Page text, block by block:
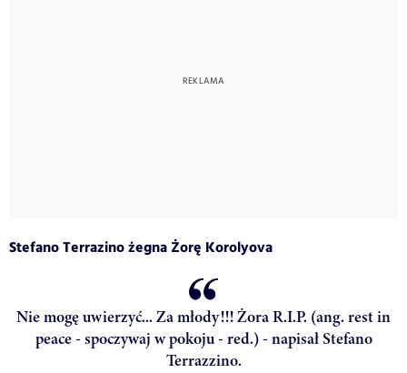
Stefano Terrazino żegna Żorę Korolyova
Nie mogę uwierzyć... Za młody!!! Żora R.I.P. (ang. rest in
peace - spoczywaj w pokoju - red.) - napisał Stefano
Terrazzino.